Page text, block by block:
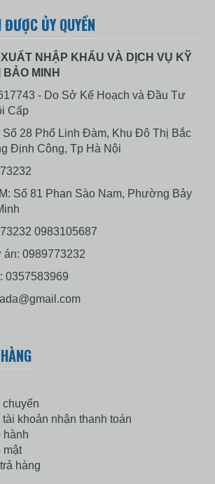
ỦY QUYỀN
NHẬP KHẨU VÀ DỊCH VỤ KỸ
MINH
- Do Sở Kế Hoạch và Đầu Tư
Cấp
Số 28 Phố Linh Đàm, Khu Đô Thị Bắc
Định Công, Tp Hà Nội
Số 81 Phan Sào Nam, Phường Bảy
0983105687
án: 0989773232
0357583969
chuyển
khoản nhận thanh toán
hành
mật
hàng